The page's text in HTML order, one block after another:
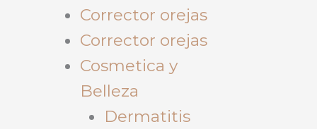
Corrector orejas
Corrector orejas
Cosmetica y
Belleza
Dermatitis